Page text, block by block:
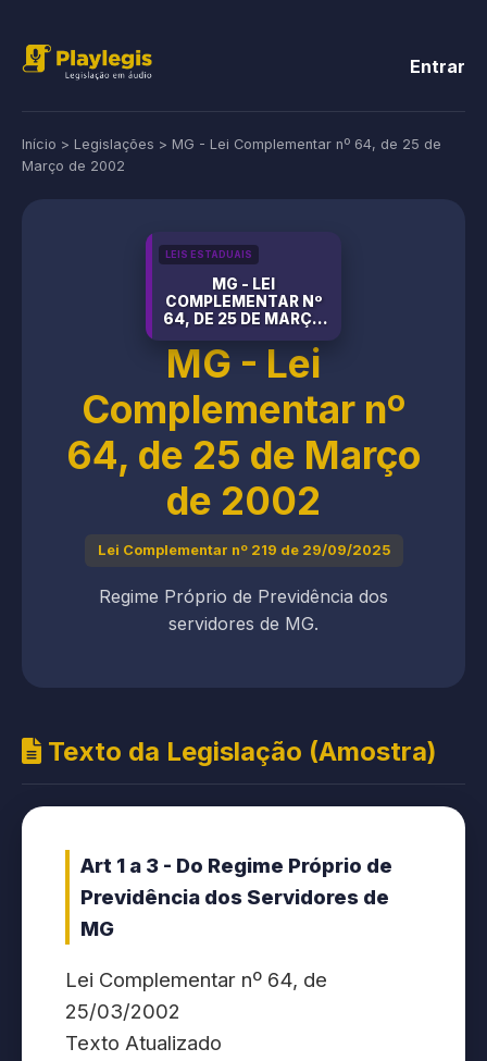
Entrar
Início > Legislações > MG - Lei Complementar nº 64, de 25 de
Março de 2002
LEIS ESTADUAIS
MG - LEI
COMPLEMENTAR Nº
64, DE 25 DE MARÇO
MG - Lei
Complementar nº
64, de 25 de Março
de 2002
Lei Complementar nº 219 de 29/09/2025
Regime Próprio de Previdência dos
servidores de MG.
Texto da Legislação (Amostra)
Art 1 a 3 - Do Regime Próprio de
Previdência dos Servidores de
MG
Lei Complementar nº 64, de
25/03/2002
Texto Atualizado